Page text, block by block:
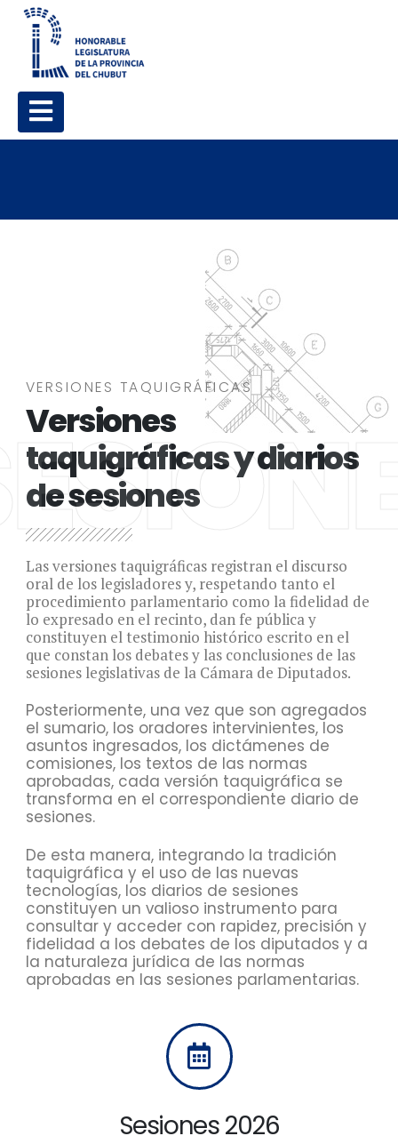
VERSIONES TAQUIGRÁFICAS
Versiones
taquigráficas y diarios
de sesiones
Las versiones taquigráficas registran el discurso
oral de los legisladores y, respetando tanto el
procedimiento parlamentario como la fidelidad de
lo expresado en el recinto, dan fe pública y
constituyen el testimonio histórico escrito en el
que constan los debates y las conclusiones de las
sesiones legislativas de la Cámara de Diputados.
Posteriormente, una vez que son agregados
el sumario, los oradores intervinientes, los
asuntos ingresados, los dictámenes de
comisiones, los textos de las normas
aprobadas, cada versión taquigráfica se
transforma en el correspondiente diario de
sesiones.
De esta manera, integrando la tradición
taquigráfica y el uso de las nuevas
tecnologías, los diarios de sesiones
constituyen un valioso instrumento para
consultar y acceder con rapidez, precisión y
fidelidad a los debates de los diputados y a
la naturaleza jurídica de las normas
aprobadas en las sesiones parlamentarias.
Sesiones 2026